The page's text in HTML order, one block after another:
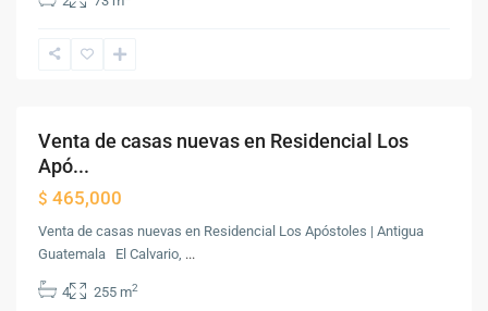
Antigua
Antigua
Destacado Venta
Venta de casas nuevas en Residencial Los
Apó...
$ 465,000
Venta de casas nuevas en Residencial Los Apóstoles | Antigua
Guatemala El Calvario, ...
4 255 m2
San
Miguel
Dueñas